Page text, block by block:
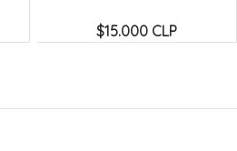
$15.000 CLP